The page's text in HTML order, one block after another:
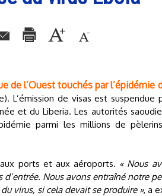
de l’Ouest touchés par l’épidémie
L’émission de visas est suspendue
et du Liberia. Les autorités
parmi les millions de
ports et aux aéroports. « Nous
Nous avons entraîné notre
virus, si cela devait se produire », a